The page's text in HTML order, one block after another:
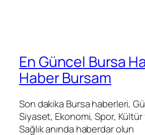
En Güncel Bursa
Haber Bursam
Son dakika Bursa haberleri,
Siyaset, Ekonomi, Spor, Kültür
Sağlık anında haberdar olun